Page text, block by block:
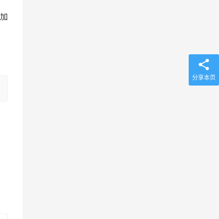
分享本页